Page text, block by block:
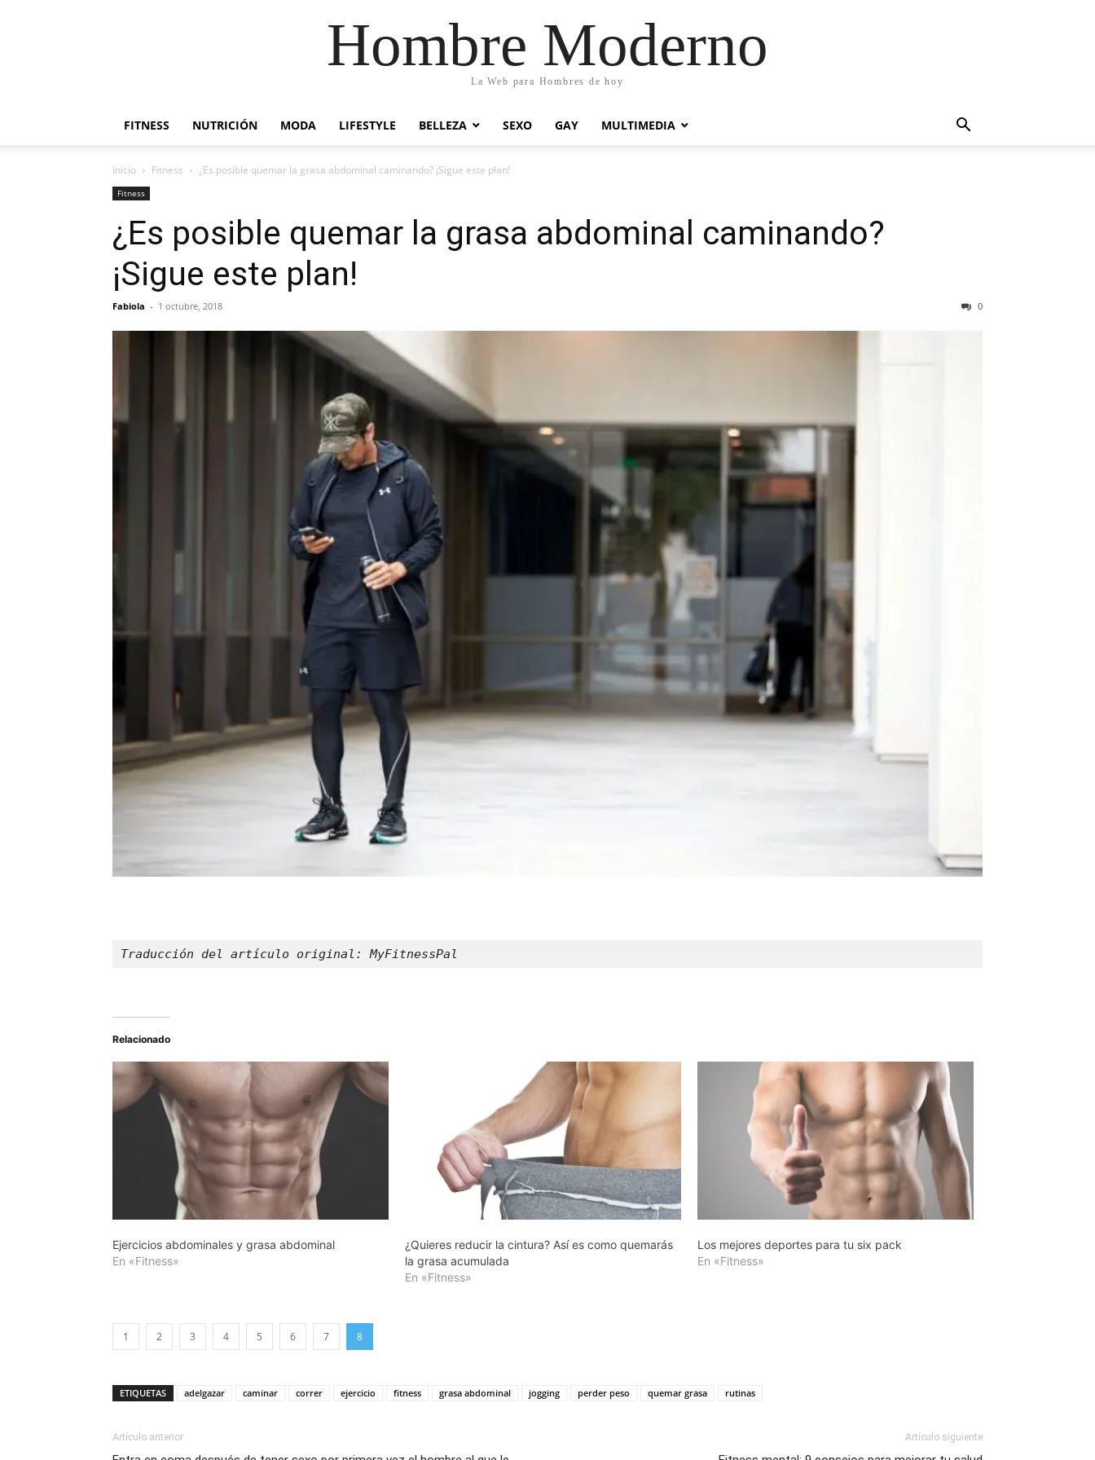
Hombre Moderno
La Web para Hombres de hoy
FITNESS NUTRICIÓN MODA LIFESTYLE BELLEZA SEXO GAY MULTIMEDIA
Inicio Fitness ¿Es posible quemar la grasa abdominal caminando? ¡Sigue este plan!
Fitness
¿Es posible quemar la grasa abdominal caminando?
¡Sigue este plan!
Fabiola - 1 octubre, 2018 0
Traducción del artículo original: MyFitnessPal
Relacionado
Ejercicios abdominales y grasa abdominal
En «Fitness»
¿Quieres reducir la cintura? Así es como quemarás
la grasa acumulada
En «Fitness»
Los mejores deportes para tu six pack
En «Fitness»
1 2 3 4 5 6 7 8
ETIQUETAS adelgazar caminar correr ejercicio fitness grasa abdominal jogging perder peso quemar grasa rutinas
Artículo anterior Artículo siguiente